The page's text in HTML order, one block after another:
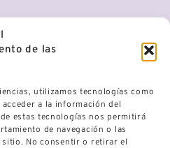
de las
utilizamos tecnologías como
a la información del
estas tecnologías nos permitirá
de navegación o las
No consentir o retirar el
9:30 AM - 21:00 PM
9:30 AM - 21:00 PM
9:30 AM - 21:00 PM